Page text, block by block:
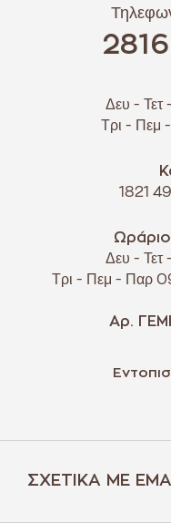
Δευ -
Τρι -
1821
Δευ -
Τρι - Πεμ - Παρ
Αρ.
ΣΧΕΤΙΚΆ ΜΕ